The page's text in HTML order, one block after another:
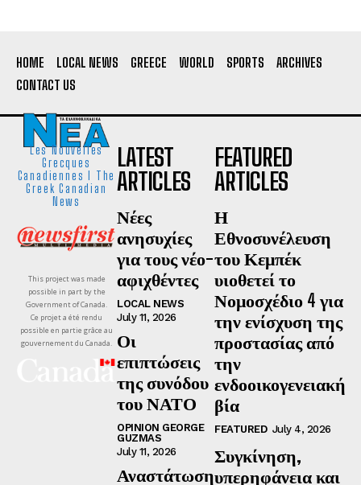
HOME LOCAL NEWS GREECE WORLD SPORTS
ARCHIVES
CONTACT US
Les Nouvelles
Grecques
Canadiennes I The
Greek Canadian
News
This project was made
possible in part by the
Government of Canada.
Ce projet a été rendu
possible en partie grâce au
gouvernement du Canada.
LATEST
ARTICLES
Νέες
ανησυχίες
για τους νέο-
αφιχθέντες
LOCAL NEWS
July 11, 2026
Οι
επιπτώσεις
της συνόδου
του ΝΑΤΟ
OPINION GEORGE
GUZMAS
July 11, 2026
Αναστάτωση
FEATURED
ARTICLES
Η
Εθνοσυνέλευση
του Κεμπέκ
υιοθετεί το
Νομοσχέδιο 4 για
την ενίσχυση της
προστασίας από
την
ενδοοικογενειακή
βία
FEATURED July 4, 2026
Συγκίνηση,
υπερηφάνεια και